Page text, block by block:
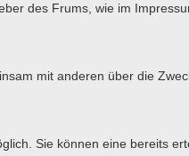
des Frums, wie im
mit anderen über die
Sie können eine bereits